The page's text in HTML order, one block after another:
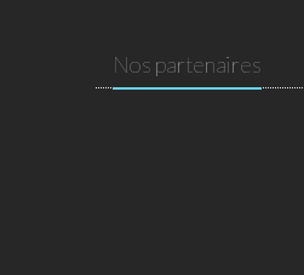
Nos partenaires